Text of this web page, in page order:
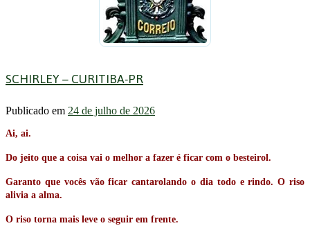
SCHIRLEY – CURITIBA-PR
Publicado em 24 de julho de 2026
Ai, ai.
Do jeito que a coisa vai o melhor a fazer é ficar com o besteirol.
Garanto que vocês vão ficar cantarolando o dia todo e rindo. O riso
alivia a alma.
O riso torna mais leve o seguir em frente.